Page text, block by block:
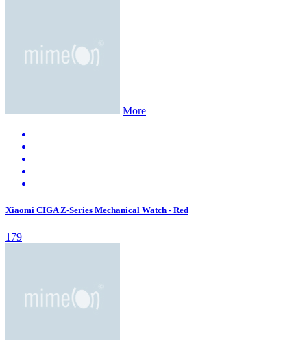
More
Xiaomi CIGA Z-Series Mechanical Watch - Red
179